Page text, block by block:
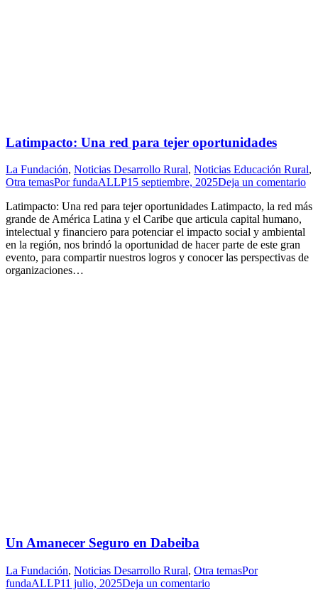
Latimpacto: Una red para tejer oportunidades
La Fundación, Noticias Desarrollo Rural, Noticias Educación Rural,
Otra temasPorfundaALLP15 septiembre, 2025Deja un comentario
Latimpacto: Una red para tejer oportunidades Latimpacto, la red más
grande de América Latina y el Caribe que articula capital humano,
intelectual y financiero para potenciar el impacto social y ambiental
en la región, nos brindó la oportunidad de hacer parte de este gran
evento, para compartir nuestros logros y conocer las perspectivas de
organizaciones…
Un Amanecer Seguro en Dabeiba
La Fundación, Noticias Desarrollo Rural, Otra temasPor
fundaALLP11 julio, 2025Deja un comentario